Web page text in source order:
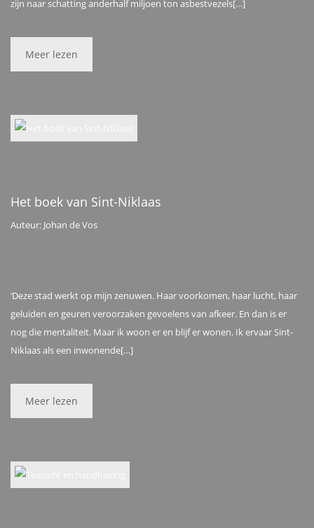
zijn naar schatting anderhalf miljoen ton asbestvezels[…]
Meer lezen
Het boek van Sint-Niklaas
Auteur: Johan de Vos
‘Deze stad werkt op mijn zenuwen. Haar voorkomen, haar lucht, haar
geluiden en geuren veroorzaken gevoelens van afkeer. En dan is er
nog die mentaliteit. Maar ik woon er en blijf er wonen. Ik ervaar Sint-
Niklaas als een inwonende[…]
Meer lezen